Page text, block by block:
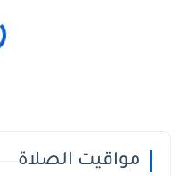
مواقيت الصلاة